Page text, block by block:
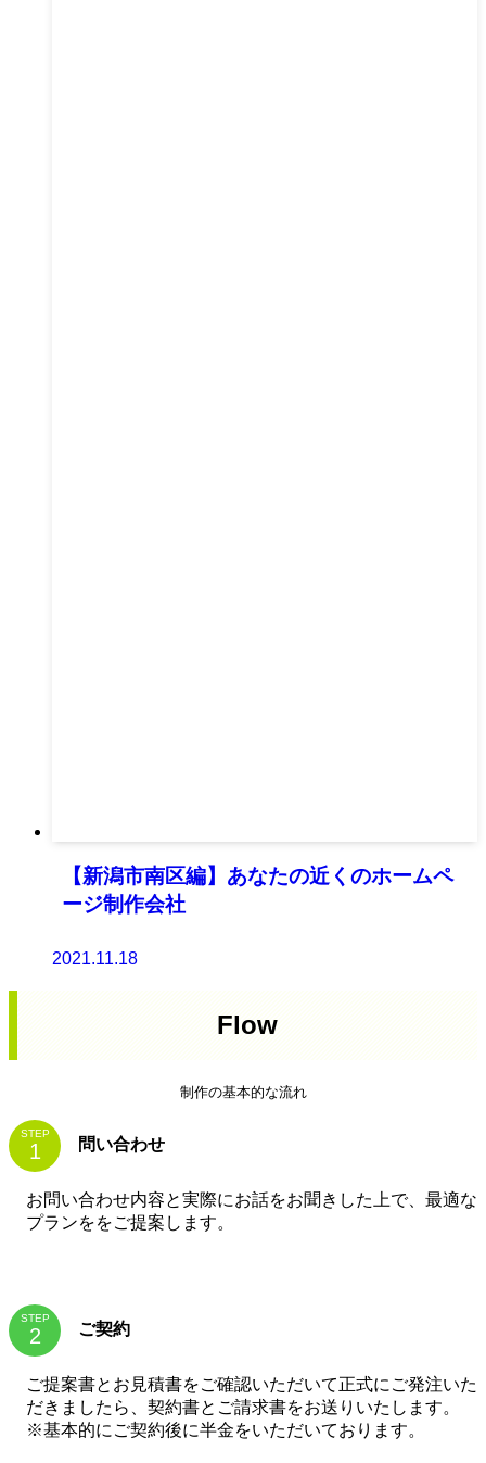
【新潟市南区編】あなたの近くのホームペ
ージ制作会社
2021.11.18
Flow
制作の基本的な流れ
STEP
問い合わせ
お問い合わせ内容と実際にお話をお聞きした上で、最適な
プランををご提案します。
STEP
ご契約
ご提案書とお見積書をご確認いただいて正式にご発注いた
だきましたら、契約書とご請求書をお送りいたします。
※基本的にご契約後に半金をいただいております。